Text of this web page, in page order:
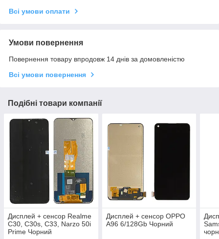
Всі умови оплати
Умови повернення
Повернення товару впродовж 14 днів за домовленістю
Всі умови повернення
Подібні товари компанії
Дисплей + сенсор Realme
C30, C30s, C33, Narzo 50i
Prime Чорний
Дисплей + сенсор OPPO
A96 6/128Gb Чорний